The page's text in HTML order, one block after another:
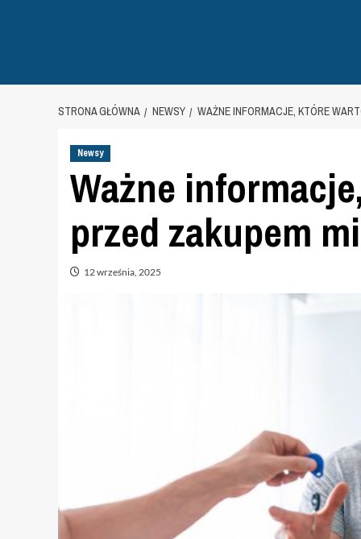
STRONA GŁÓWNA NEWSY WAŻNE INFORMACJE, KTÓRE
Newsy
Ważne
przed zakupem
12 września, 2025